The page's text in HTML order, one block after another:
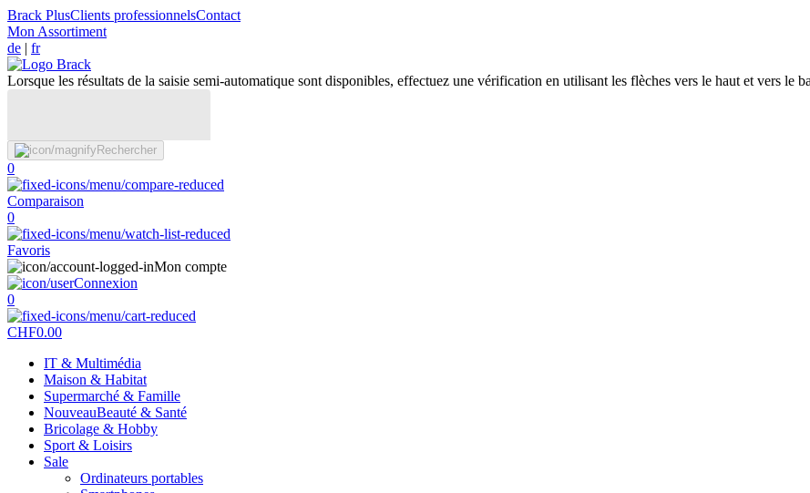
Brack PlusClients professionnelsContact
Mon Assortiment
de | fr
Lorsque les résultats de la saisie semi-automatique sont disponibles, effectuez une vérification en utilisant les flèches vers le haut et vers le
Rechercher
0
Comparaison
0
Favoris
Mon compte
Connexion
0
CHF0.00
IT & Multimédia
Maison & Habitat
Supermarché & Famille
NouveauBeauté & Santé
Bricolage & Hobby
Sport & Loisirs
Sale
Ordinateurs portables